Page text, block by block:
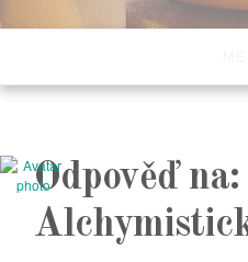
Odpověď na: